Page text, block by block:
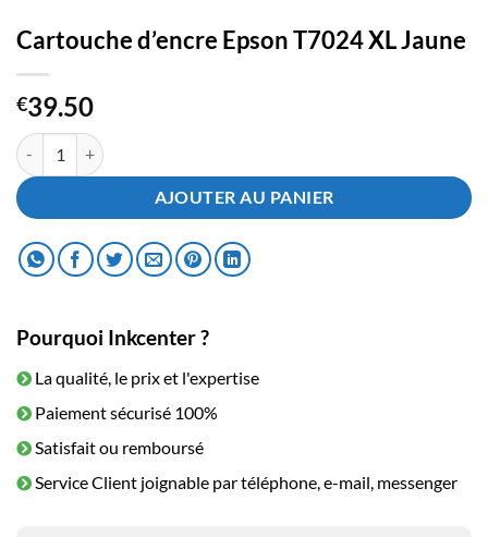
Cartouche d’encre Epson T7024 XL Jaune
€39.50
quantité de Cartouche d'encre Epson T7024 XL Jaune
AJOUTER AU PANIER
Pourquoi Inkcenter ?
La qualité, le prix et l'expertise
Paiement sécurisé 100%
Satisfait ou remboursé
Service Client joignable par téléphone, e-mail, messenger